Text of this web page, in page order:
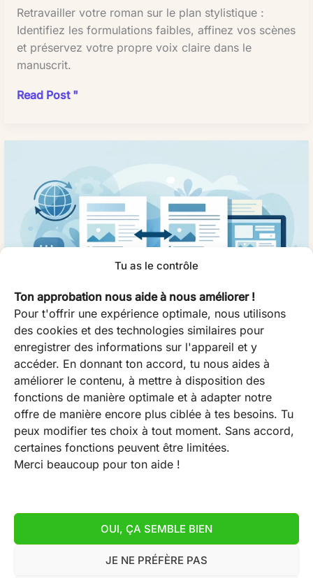
Tu as le contrôle
Ton approbation nous aide à nous améliorer !
Pour t'offrir une expérience optimale, nous utilisons
des cookies et des technologies similaires pour
enregistrer des informations sur l'appareil et y
accéder. En donnant ton accord, tu nous aides à
améliorer le contenu, à mettre à disposition des
fonctions de manière optimale et à adapter notre
offre de manière encore plus ciblée à tes besoins. Tu
peux modifier tes choix à tout moment. Sans accord,
certaines fonctions peuvent être limitées.
Merci beaucoup pour ton aide !
OUI, ÇA SEMBLE BIEN
JE NE PRÉFÈRE PAS
les
rédacteurs
peuvent
adapter
contenu
optimiser
formats
plateformes,
tout
en
maintenant
la
cohérence
de
la
marque.
L'IA
dans
de
long
du
texte,
que
vous
même
que
structure
des
cohérente.
Les
outils
de
correction
automatique
peuvent
vous
aider
à
incohérences,
une
Retravailler votre roman sur le plan stylistique :
Identifiez les formulations faibles, affinez vos scènes
et préservez votre propre voix claire dans le
manuscrit.
#
roman
étapes
Améliorer
d'un
roman
est
un
processus
essentiel
pour
transformer
un
manuscrit
une
polished
Read Post "
Einen Dokument übersetzen und das Layout
beibehalten
21. juillet 2026
Ein Dokument übersetzen, ohne die Formatierung zu
verlieren: So sichern Sie Terminologie, Stil und
Qualität direkt im Originaldokument zuverlässig.
und
2 … 9